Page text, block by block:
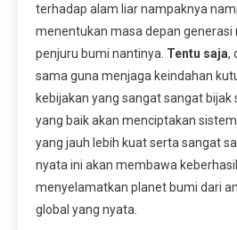
terhadap alam liar nampaknya
menentukan masa depan generasi
penjuru bumi nantinya. Tentu saja,
sama guna menjaga keindahan
kebijakan yang sangat sangat bijak
yang baik akan menciptakan
yang jauh lebih kuat serta sangat
nyata ini akan membawa
menyelamatkan planet bumi dari
global yang nyata.